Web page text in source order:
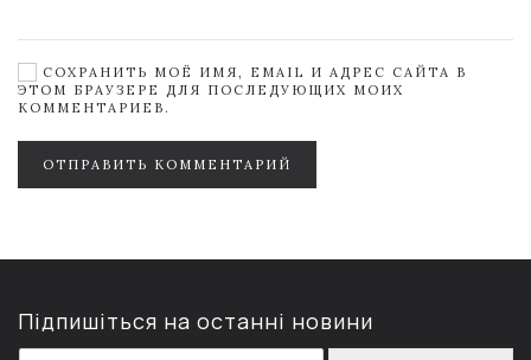
СОХРАНИТЬ МОЁ ИМЯ, EMAIL И АДРЕС САЙТА В
ЭТОМ БРАУЗЕРЕ ДЛЯ ПОСЛЕДУЮЩИХ МОИХ
КОММЕНТАРИЕВ.
ОТПРАВИТЬ КОММЕНТАРИЙ
Підпишіться на останні новини